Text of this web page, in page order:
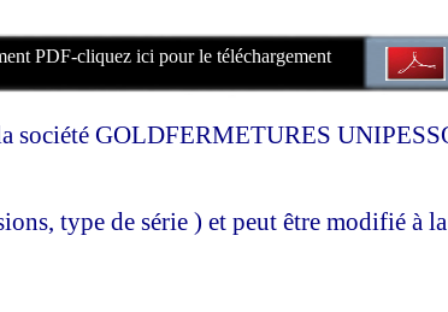
GOLDFERMETURES
type de série ) et peut être modifié à
PDF-cliquez ici pour le téléchargement